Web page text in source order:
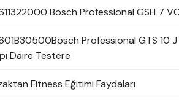
Bosch Professional GSH 7 VC
Professional GTS 10 J
Daire Testere
Fitness Eğitimi Faydaları